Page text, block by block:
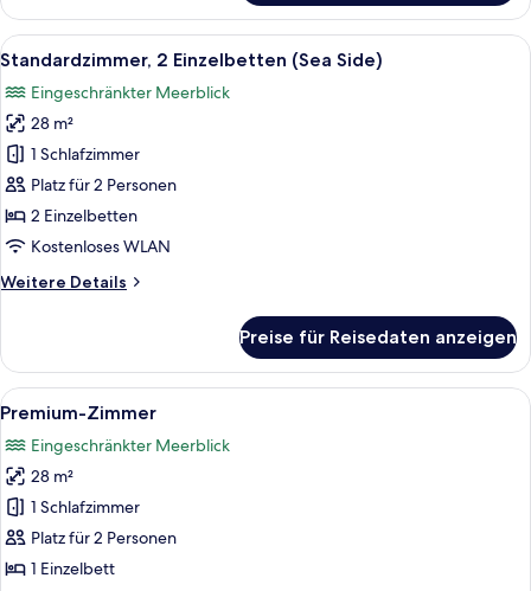
Zimmer,
1 King-
Bett,
Alle
Fotos
für
Standardzimmer,
2 Einzelbetten
(Sea
Side)
anzeigen
Ein Hotelzimmer mit zwei Betten,
8
Standardzimmer, 2 Einzelbetten (Sea Side)
Eingeschränkter Meerblick
28 m²
1 Schlafzimmer
Platz für 2 Personen
2 Einzelbetten
Kostenloses WLAN
Weitere Details
Weitere
2 Einzelbetten
(Sea
Side)
Preise für Reisedaten anzeigen
Alle
Fotos
für
Premium-
Zimmer
anzeigen
Ein Hotelzimmer mit einem großen
17
Premium-Zimmer
Eingeschränkter Meerblick
28 m²
1 Schlafzimmer
Platz für 2 Personen
1 Einzelbett